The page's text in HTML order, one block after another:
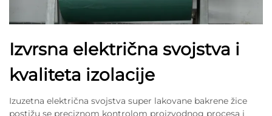
Izvrsna električna svojstva i
kvaliteta izolacije
Izuzetna električna svojstva super lakovane bakrene žice
postižu se preciznom kontrolom proizvodnog procesa i